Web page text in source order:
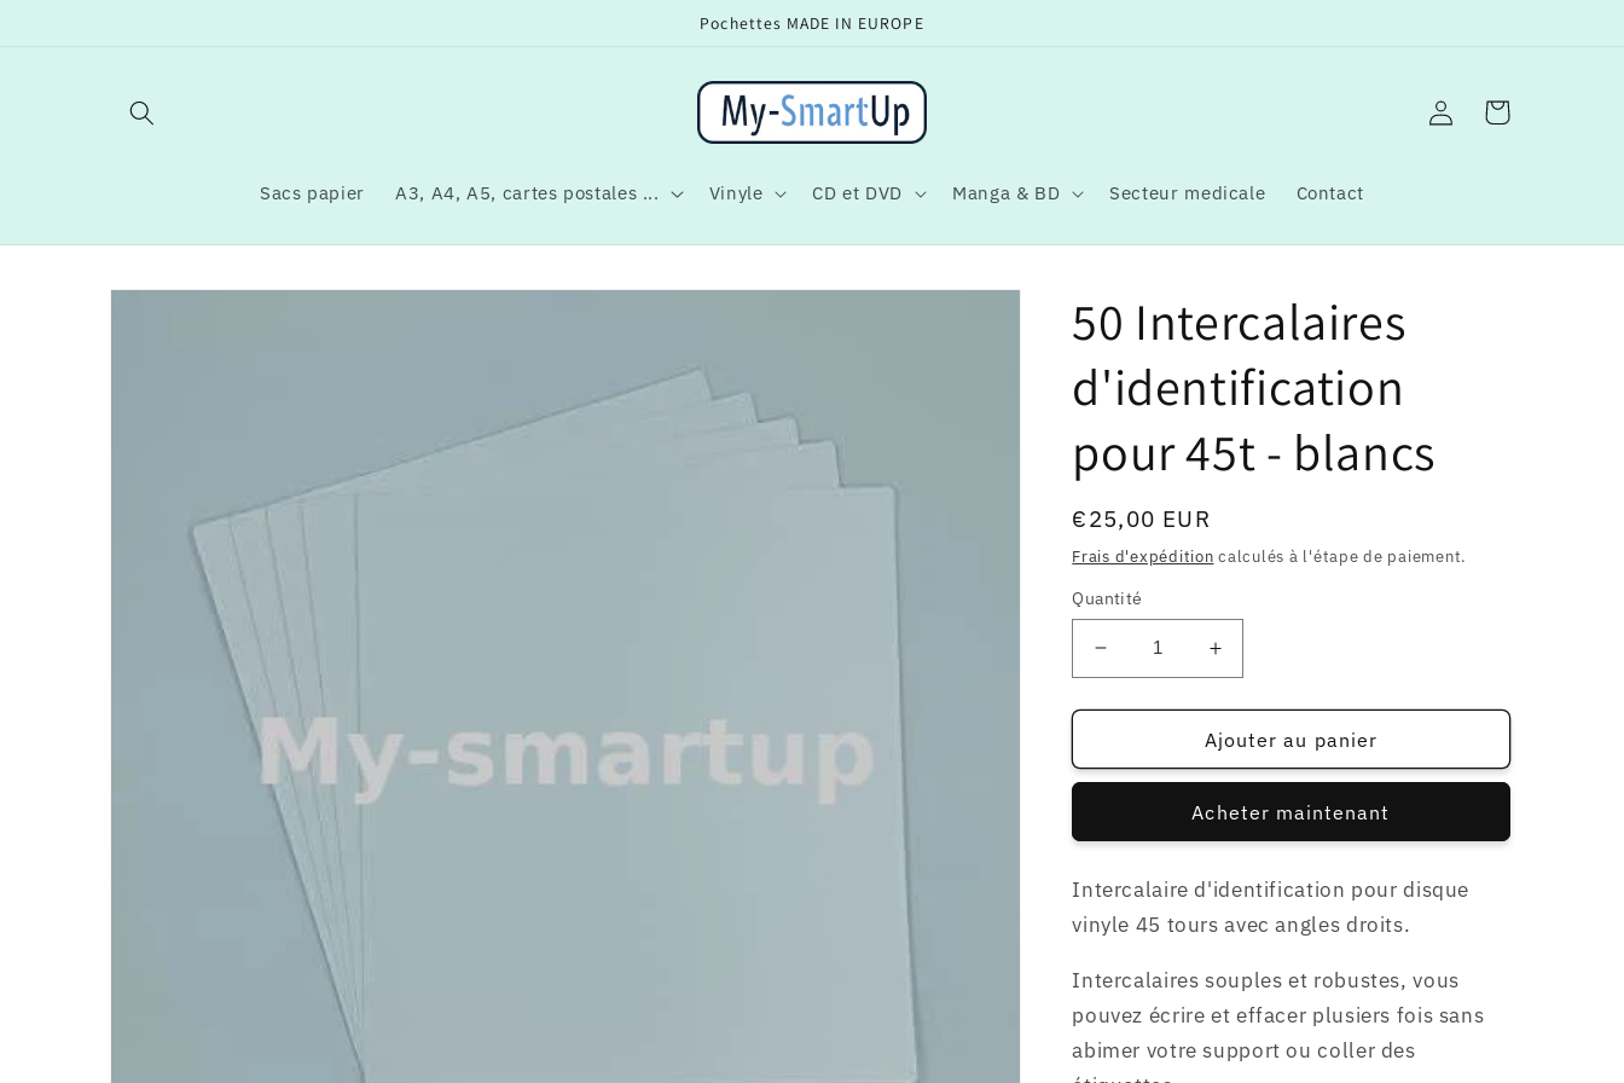
Pochettes MADE IN EUROPE
Sacs papier A3, A4, A5, cartes postales ... Vinyle CD et DVD Manga & BD Secteur medicale Contact
ConnexionPanier
Passer aux
50 Intercalaires
d'identification
pour 45t - blancs
Prix
habituel
€25,00 EUR
Frais d'expédition calculés à l'étape de paiement.
Quantité
Réduire
la
quantité
50
d&#39;identification
pour
-
blancs
Augmenter
la
quantité
de
50
d&#39;identification
pour
-
blancs
Ajouter au panier
Acheter maintenant
Intercalaire d'identification pour disque
vinyle 45 tours avec angles droits.
Intercalaires souples et robustes, vous
pouvez écrire et effacer plusiers fois sans
abimer votre support ou coller des